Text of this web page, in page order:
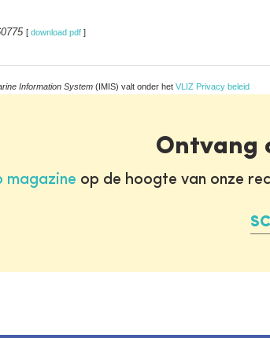
[ download pdf ]
Information System (IMIS) valt onder het VLIZ Privacy beleid
Ontvang
magazine op de hoogte van onze